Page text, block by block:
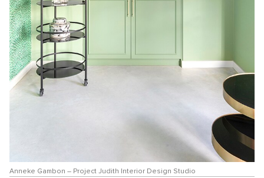
Anneke Gambon – Project Judith Interior Design Studio